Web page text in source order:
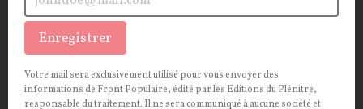
Enregistrer
Votre mail sera exclusivement utilisé pour vous envoyer des
informations de Front Populaire, édité par les Editions du Plénitre,
responsable du traitement. Il ne sera communiqué à aucune société et